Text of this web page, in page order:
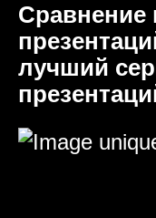
Сравнение
лучший